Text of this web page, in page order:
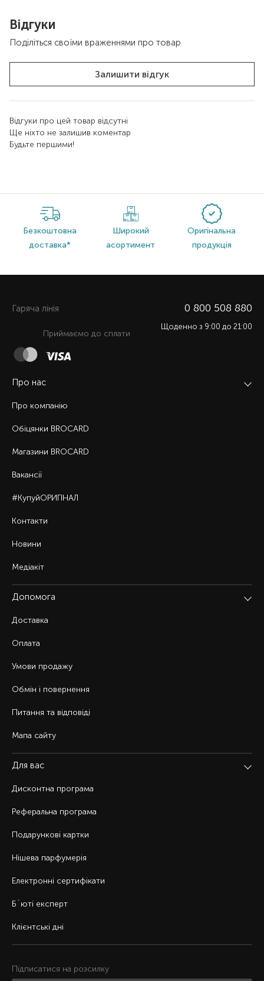
Відгуки
Поділіться своїми враженнями про товар
Залишити відгук
Відгуки про цей товар відсутні
Ще ніхто не залишив коментар
Будьте першими!
Безкоштовна
доставка*
Широкий
асортимент
Оригінальна
продукція
Про нас
Про компанію
Обіцянки BROCARD
Магазини BROCARD
Вакансії
#КупуйОРИГІНАЛ
Контакти
Новини
Медіакіт
Допомога
Доставка
Оплата
Умови продажу
Обмін і повернення
Питання та відповіді
Мапа сайту
Для вас
Дисконтна програма
Реферальна програма
Подарункові картки
Нішева парфумерія
Електронні сертифікати
Б`юті експерт
Клієнтські дні
Гаряча лiнiя 0 800 508 880
Щоденно з 9:00 до 21:00
Приймаємо до сплати
Підписатися на розсилку